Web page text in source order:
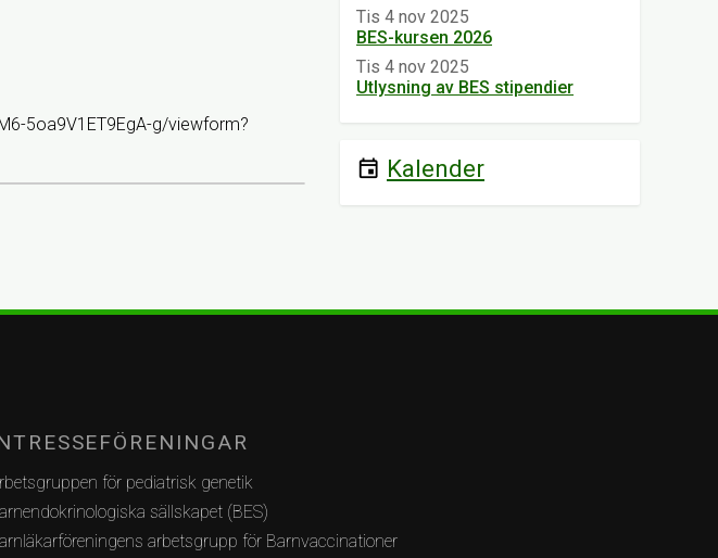
5oa9V1ET9EgA-g/viewform?
Tis 4 nov 2025
BES-kursen 2026
Tis 4 nov 2025
Utlysning av BES stipendier
event Kalender
för pediatrisk genetik
sällskapet (BES)
arbetsgrupp för Barnvaccinationer